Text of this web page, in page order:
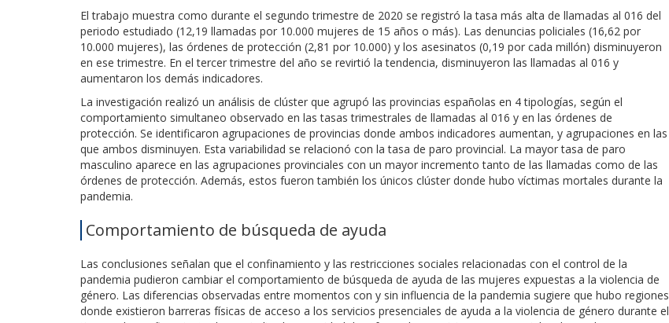
El trabajo muestra como durante el segundo trimestre de 2020 se registró la tasa más alta de llamadas al 016 del
periodo estudiado (12,19 llamadas por 10.000 mujeres de 15 años o más). Las denuncias policiales (16,62 por
10.000 mujeres), las órdenes de protección (2,81 por 10.000) y los asesinatos (0,19 por cada millón) disminuyeron
en ese trimestre. En el tercer trimestre del año se revirtió la tendencia, disminuyeron las llamadas al 016 y
aumentaron los demás indicadores.
La investigación realizó un análisis de clúster que agrupó las provincias españolas en 4 tipologías, según el
comportamiento simultaneo observado en las tasas trimestrales de llamadas al 016 y en las órdenes de
protección. Se identificaron agrupaciones de provincias donde ambos indicadores aumentan, y agrupaciones en las
que ambos disminuyen. Esta variabilidad se relacionó con la tasa de paro provincial. La mayor tasa de paro
masculino aparece en las agrupaciones provinciales con un mayor incremento tanto de las llamadas como de las
órdenes de protección. Además, estos fueron también los únicos clúster donde hubo víctimas mortales durante la
pandemia.
Comportamiento de búsqueda de ayuda
Las conclusiones señalan que el confinamiento y las restricciones sociales relacionadas con el control de la
pandemia pudieron cambiar el comportamiento de búsqueda de ayuda de las mujeres expuestas a la violencia de
género. Las diferencias observadas entre momentos con y sin influencia de la pandemia sugiere que hubo regiones
donde existieron barreras físicas de acceso a los servicios presenciales de ayuda a la violencia de género durante el